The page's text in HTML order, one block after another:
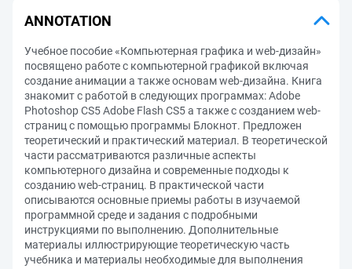
ANNOTATION
Учебное пособие «Компьютерная графика и web-дизайн»
посвящено работе с компьютерной графикой включая
создание анимации а также основам web-дизайна. Книга
знакомит с работой в следующих программах: Adobe
Photoshop CS5 Adobe Flash CS5 а также c созданием web-
страниц с помощью программы Блокнот. Предложен
теоретический и практический материал. В теоретической
части рассматриваются различные аспекты
компьютерного дизайна и современные подходы к
созданию web-страниц. В практической части
описываются основные приемы работы в изучаемой
программной среде и задания с подробными
инструкциями по выполнению. Дополнительные
материалы иллюстрирующие теоретическую часть
учебника и материалы необходимые для выполнения